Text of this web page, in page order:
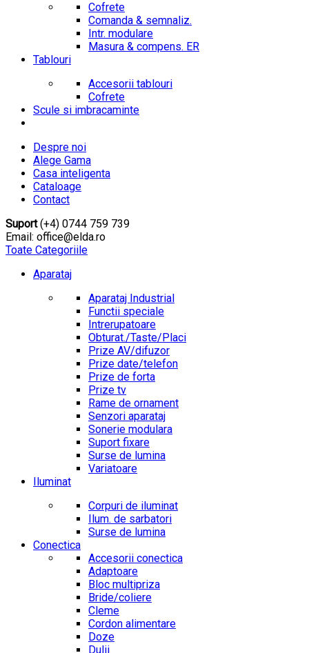
Cofrete
Comanda & semnaliz.
Intr. modulare
Masura & compens. ER
Tablouri
Accesorii tablouri
Cofrete
Scule si imbracaminte
Despre noi
Alege Gama
Casa inteligenta
Cataloage
Contact
Suport(+4) 0744 759 739
Email: office@elda.ro
Toate Categoriile
Aparataj
Aparataj Industrial
Functii speciale
Intrerupatoare
Obturat./Taste/Placi
Prize AV/difuzor
Prize date/telefon
Prize de forta
Prize tv
Rame de ornament
Senzori aparataj
Sonerie modulara
Suport fixare
Surse de lumina
Variatoare
Iluminat
Corpuri de iluminat
Ilum. de sarbatori
Surse de lumina
Conectica
Accesorii conectica
Adaptoare
Bloc multipriza
Bride/coliere
Cleme
Cordon alimentare
Doze
Dulii